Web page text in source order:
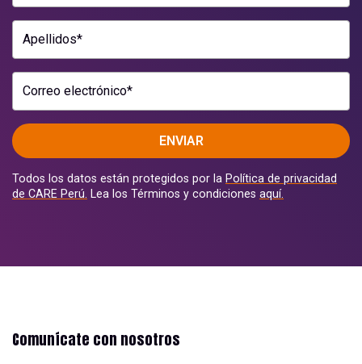
Apellidos*
Correo electrónico*
ENVIAR
Todos los datos están protegidos por la Política de privacidad
de CARE Perú.
Lea los Términos y condiciones aquí.
Comunícate con nosotros